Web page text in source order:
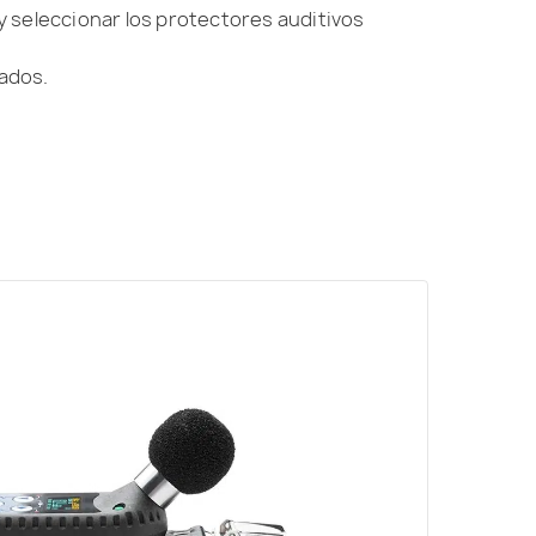
seleccionar los protectores auditivos